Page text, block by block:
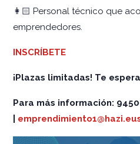
👩🏻 Personal técnico que
emprendedores.
INSCRÍBETE
¡Plazas limitadas! Te
Para más información:
emprendimiento1